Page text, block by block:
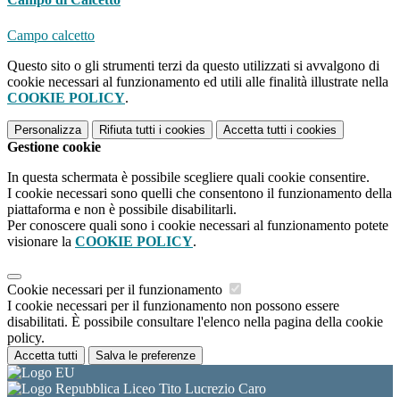
Campo calcetto
Questo sito o gli strumenti terzi da questo utilizzati si avvalgono di
cookie necessari al funzionamento ed utili alle finalità illustrate nella
COOKIE POLICY.
Personalizza Rifiuta tutti i cookies Accetta tutti i cookies
Gestione cookie
In questa schermata è possibile scegliere quali cookie consentire.
I cookie necessari sono quelli che consentono il funzionamento della
piattaforma e non è possibile disabilitarli.
Per conoscere quali sono i cookie necessari al funzionamento potete
visionare la COOKIE POLICY.
Cookie necessari per il funzionamento
I cookie necessari per il funzionamento non possono essere
disabilitati. È possibile consultare l'elenco nella pagina della cookie
policy.
Accetta tutti Salva le preferenze
Liceo Tito Lucrezio Caro